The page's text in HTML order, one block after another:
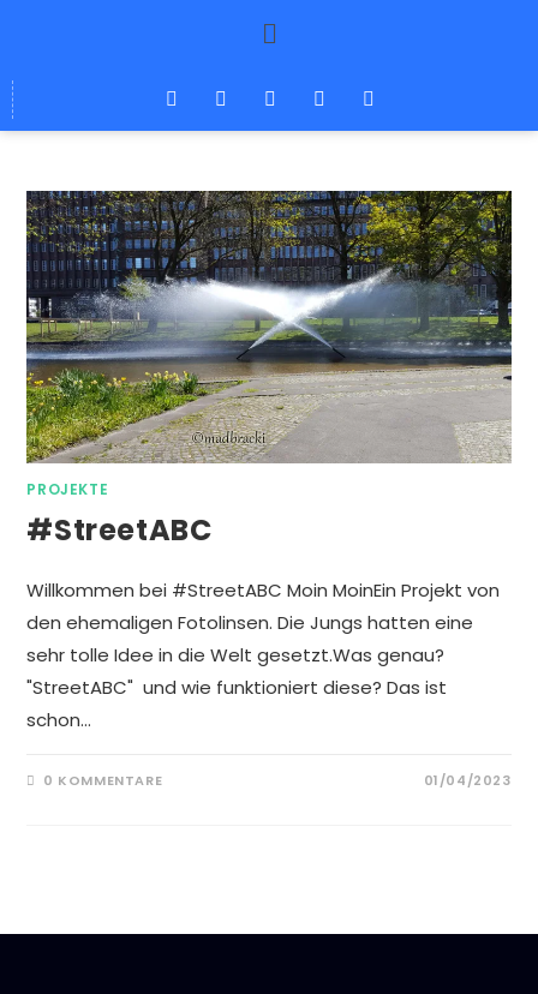
PROJEKTE
#StreetABC
Willkommen bei #StreetABC Moin MoinEin Projekt von
den ehemaligen Fotolinsen. Die Jungs hatten eine
sehr tolle Idee in die Welt gesetzt.Was genau?
"StreetABC" und wie funktioniert diese? Das ist
schon…
0 KOMMENTARE 01/04/2023